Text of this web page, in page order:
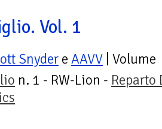
Vol. 1
Snyder e AAVV | Volume
n. 1 - RW-Lion - Reparto